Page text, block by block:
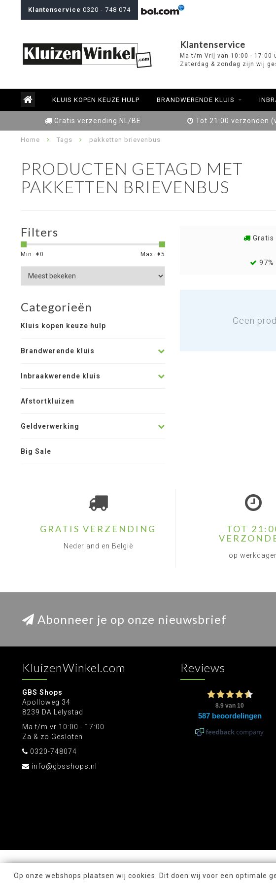
Klantenservice 0320 - 748 074
Klantenservice
Ma t/m Vrij van 10:00 - 17:00
Zaterdag & zondag zijn wij
KLUIS KOPEN KEUZE HULP BRANDWERENDE KLUIS
Gratis verzending NL/BE Tot 21:00 verzonden
Home Tags pakketten brievenbus
PRODUCTEN GETAGD MET
PAKKETTEN BRIEVENBUS
Filters
Min: €0 Max: €5
Categorieën
Kluis kopen keuze hulp
Brandwerende kluis
Inbraakwerende kluis
Afstortkluizen
Geldverwerking
Big Sale
Gratis
Geen
GRATIS VERZENDING
Nederland en België
TOT
op
Abonneer je op onze nieuwsbrief
KluizenWinkel.com
GBS Shops
Apolloweg 34
8239 DA Lelystad
Ma t/m vr 10:00 - 17:00
Za & zo Gesloten
0320-748074
info@gbsshops.nl
Reviews
Op onze webshops plaatsen wij cookies. Dit doen wij voor een optimale